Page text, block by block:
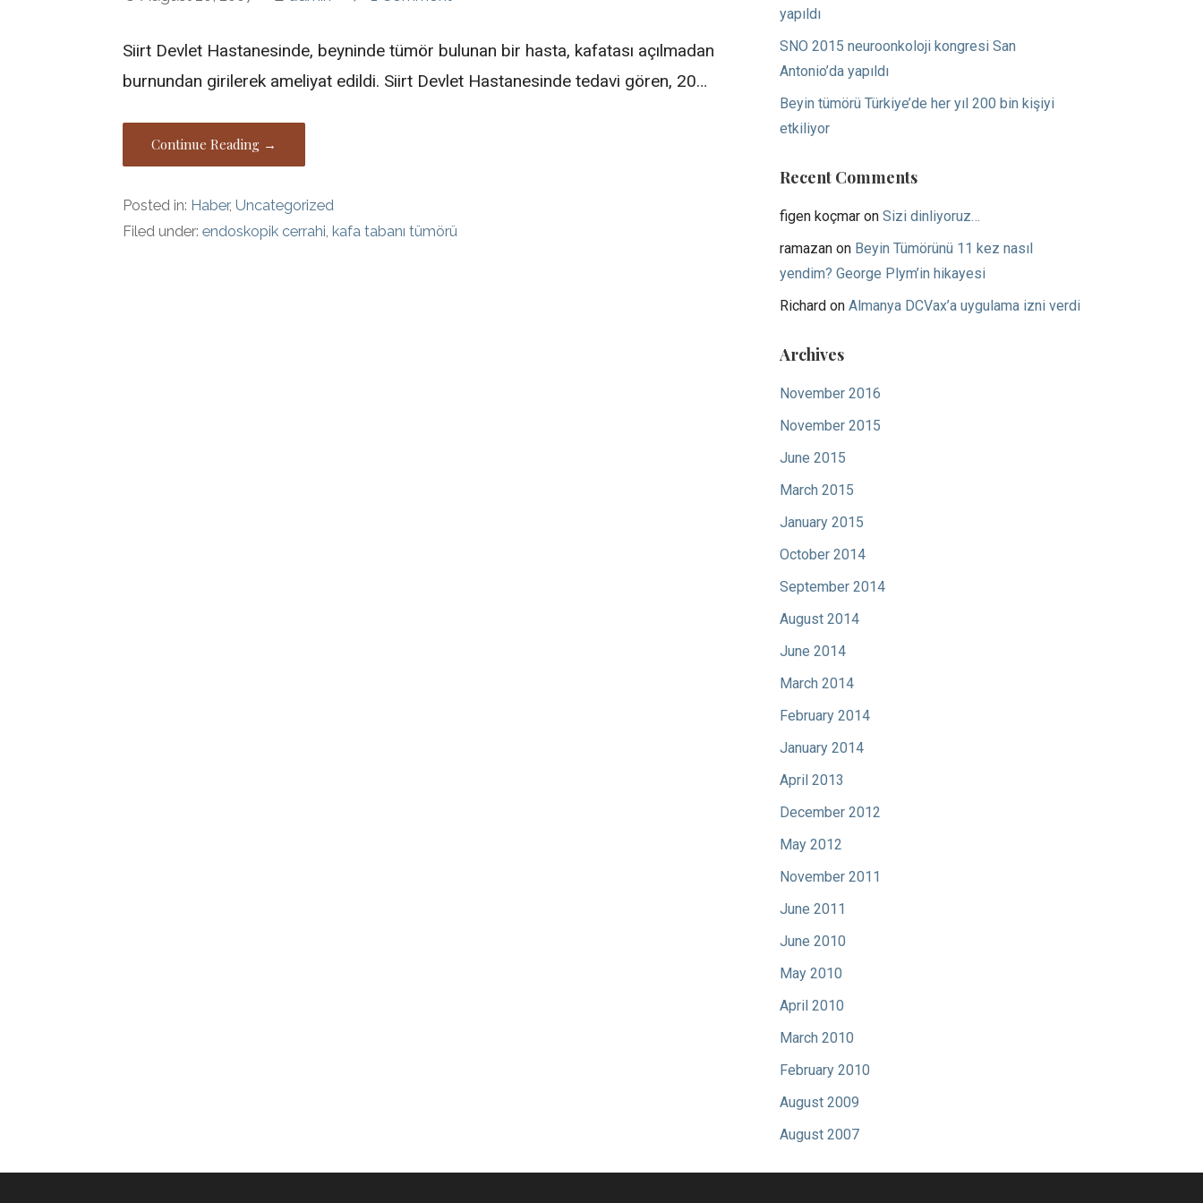
Siirt Devlet Hastanesinde, beyninde tümör bulunan bir hasta, kafatası açılmadan
burnundan girilerek ameliyat edildi. Siirt Devlet Hastanesinde tedavi gören, 20…
Continue Reading →
Posted in: Haber,Uncategorized
Filed under:endoskopik cerrahi ,kafa tabanı tümörü
yapıldı
SNO 2015 neuroonkoloji kongresi San
Antonio’da yapıldı
Beyin tümörü Türkiye’de her yıl 200 bin kişiyi
etkiliyor
Recent Comments
figen koçmaron Sizi dinliyoruz…
ramazanon Beyin Tümörünü 11 kez nasıl
yendim? George Plym’in hikayesi
Richardon Almanya DCVax’a uygulama izni verdi
Archives
November 2016
November 2015
June 2015
March 2015
January 2015
October 2014
September 2014
August 2014
June 2014
March 2014
February 2014
January 2014
April 2013
December 2012
May 2012
November 2011
June 2011
June 2010
May 2010
April 2010
March 2010
February 2010
August 2009
August 2007